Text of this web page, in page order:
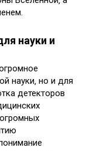
науки и
науки‚ но и для
детекторов